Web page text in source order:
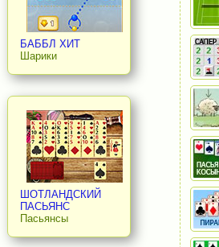
БАББЛ ХИТ
Шарики
ШОТЛАНДСКИЙ
ПАСЬЯНС
Пасьянсы